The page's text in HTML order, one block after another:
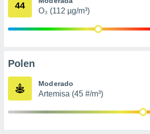
publicidad
de
44
O₃ (112 µg/m³)
Polen
Moderado
Artemisa (45 #/m³)